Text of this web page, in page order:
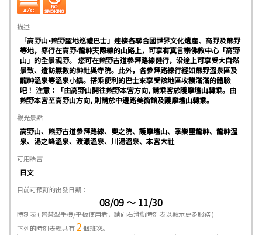
描述
「高野山•熊野聖地巡禮巴士」連接各聯合國世界文化遺產、高野及熊野
等地，穿行在高野-龍神天際線的山路上，可享有真言宗佛教中心「高野
山」的全景視野。 您可在熊野古道參拜路線健行，沿途上可享受大自然
景致、造訪無數的神社與寺院。此外，各參拜路線行經如熊野溫泉區及
龍神溫泉等溫泉小鎮。搭乘便利的巴士來享受該地區收穫滿滿的體驗
吧！ 注意：「由高野山開往熊野本宮方向, 請乘客於護摩壇山轉乘。由
熊野本宮至高野山方向, 則請於中邊路美術館及護摩壇山轉乘。
觀光景點
高野山、熊野古道參拜路線、奧之院、護摩壇山、季樂里龍神、龍神溫
泉、湯之峰溫泉、渡瀨溫泉、川湯溫泉、本宮大社
可用語言
日文
目前可預訂的出發日期：
08/09 ～ 11/30
時刻表( 智慧型手機/平板使用者，請向右滑動時刻表以顯示更多服務 )
下列的時刻表總共有2個班次。